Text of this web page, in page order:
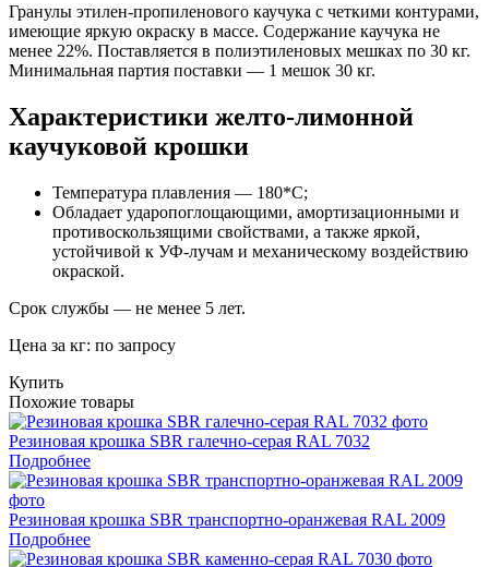
Гранулы этилен-пропиленового каучука с четкими контурами,
имеющие яркую окраску в массе. Содержание каучука не
менее 22%. Поставляется в полиэтиленовых мешках по 30 кг.
Минимальная партия поставки — 1 мешок 30 кг.
Характеристики желто-лимонной
каучуковой крошки
Температура плавления — 180*С;
Обладает ударопоглощающими, амортизационными и
противоскользящими свойствами, а также яркой,
устойчивой к УФ-лучам и механическому воздействию
окраской.
Срок службы — не менее 5 лет.
Цена за кг: по запросу
Купить
Похожие товары
Резиновая крошка SBR галечно-серая RAL 7032
Подробнее
Резиновая крошка SBR транспортно-оранжевая RAL 2009
Подробнее